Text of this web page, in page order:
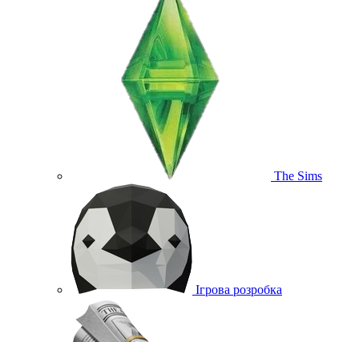
The Sims
Ігрова розробка